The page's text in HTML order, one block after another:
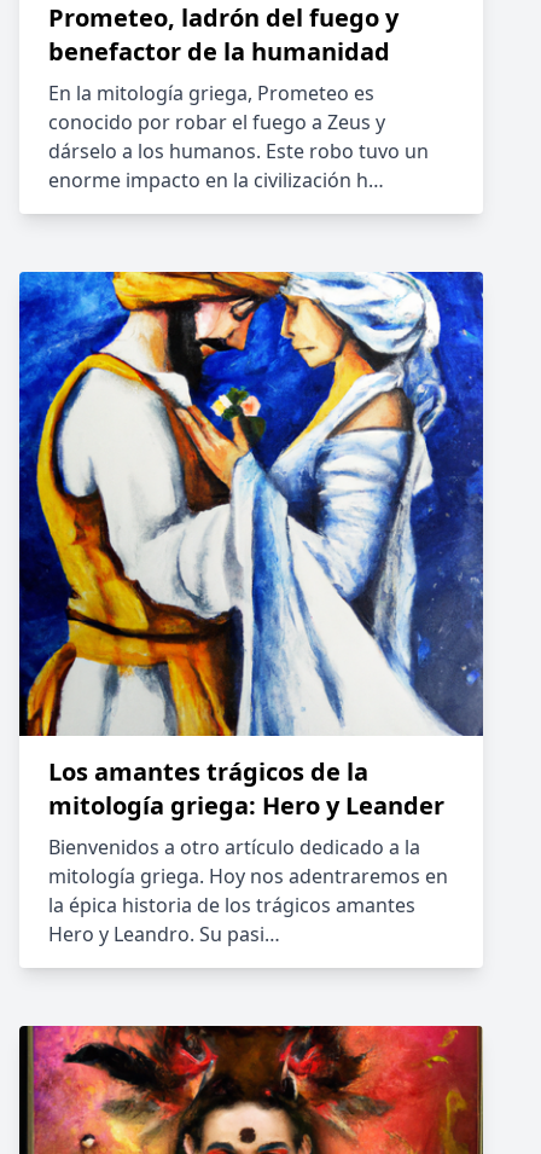
Prometeo, ladrón del fuego y
benefactor de la humanidad
En la mitología griega, Prometeo es
conocido por robar el fuego a Zeus y
dárselo a los humanos. Este robo tuvo un
enorme impacto en la civilización h…
Los amantes trágicos de la
mitología griega: Hero y Leander
Bienvenidos a otro artículo dedicado a la
mitología griega. Hoy nos adentraremos en
la épica historia de los trágicos amantes
Hero y Leandro. Su pasi…